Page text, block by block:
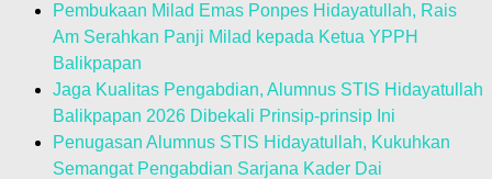
Pembukaan Milad Emas Ponpes Hidayatullah, Rais
Am Serahkan Panji Milad kepada Ketua YPPH
Balikpapan
Jaga Kualitas Pengabdian, Alumnus STIS Hidayatullah
Balikpapan 2026 Dibekali Prinsip-prinsip Ini
Penugasan Alumnus STIS Hidayatullah, Kukuhkan
Semangat Pengabdian Sarjana Kader Dai